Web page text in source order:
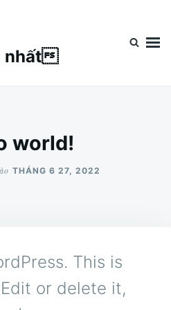
nhất
world!
THÁNG 6 27, 2022
This is
or delete it,